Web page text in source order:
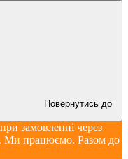
Повернутись до
замовленні через
Ми працюємо. Разом до